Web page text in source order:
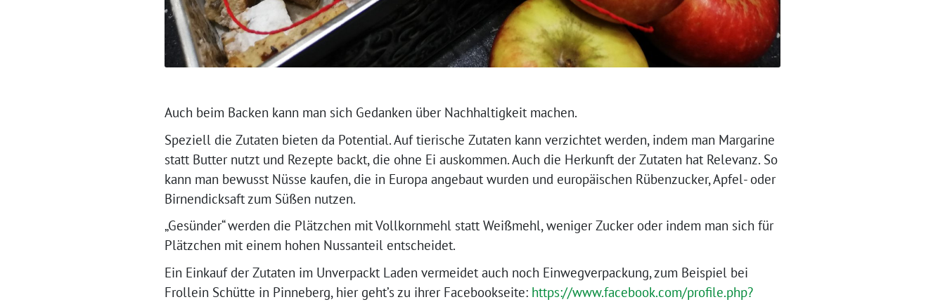
Auch beim Backen kann man sich Gedanken über Nachhaltigkeit machen.
Speziell die Zutaten bieten da Potential. Auf tierische Zutaten kann verzichtet werden, indem man Margarine
statt Butter nutzt und Rezepte backt, die ohne Ei auskommen. Auch die Herkunft der Zutaten hat Relevanz. So
kann man bewusst Nüsse kaufen, die in Europa angebaut wurden und europäischen Rübenzucker, Apfel- oder
Birnendicksaft zum Süßen nutzen.
„Gesünder“ werden die Plätzchen mit Vollkornmehl statt Weißmehl, weniger Zucker oder indem man sich für
Plätzchen mit einem hohen Nussanteil entscheidet.
Ein Einkauf der Zutaten im Unverpackt Laden vermeidet auch noch Einwegverpackung, zum Beispiel bei
Frollein Schütte in Pinneberg, hier geht’s zu ihrer Facebookseite: https://www.facebook.com/profile.php?